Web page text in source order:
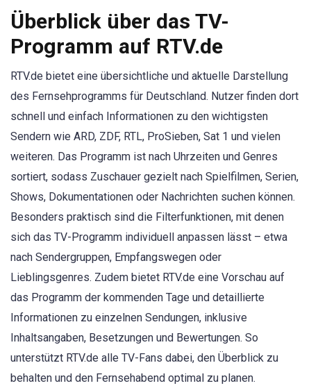
Überblick über das TV-
Programm auf RTV.de
RTV.de bietet eine übersichtliche und aktuelle Darstellung
des Fernsehprogramms für Deutschland. Nutzer finden dort
schnell und einfach Informationen zu den wichtigsten
Sendern wie ARD, ZDF, RTL, ProSieben, Sat 1 und vielen
weiteren. Das Programm ist nach Uhrzeiten und Genres
sortiert, sodass Zuschauer gezielt nach Spielfilmen, Serien,
Shows, Dokumentationen oder Nachrichten suchen können.
Besonders praktisch sind die Filterfunktionen, mit denen
sich das TV-Programm individuell anpassen lässt – etwa
nach Sendergruppen, Empfangswegen oder
Lieblingsgenres. Zudem bietet RTV.de eine Vorschau auf
das Programm der kommenden Tage und detaillierte
Informationen zu einzelnen Sendungen, inklusive
Inhaltsangaben, Besetzungen und Bewertungen. So
unterstützt RTV.de alle TV-Fans dabei, den Überblick zu
behalten und den Fernsehabend optimal zu planen.